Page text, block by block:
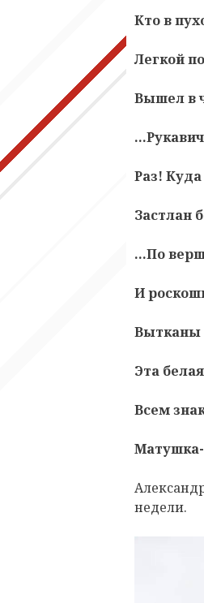
Кто в
Легкой
Вышел в
Раз!
Застлан
…По
И
Вытканы
Эта
Всем
недели.